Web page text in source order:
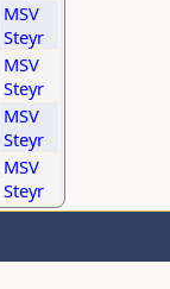
MSV
Steyr
MSV
Steyr
MSV
Steyr
MSV
Steyr